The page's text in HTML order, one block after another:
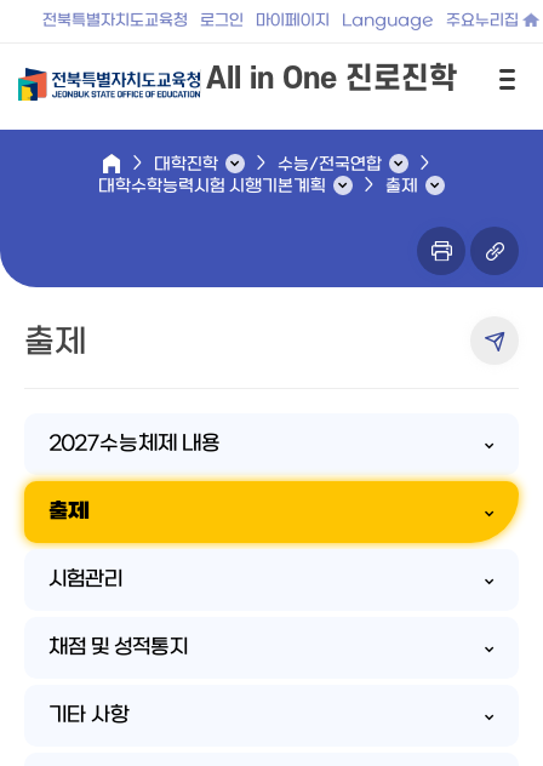
전북특별자치도교육청 로그인 마이페이지 Language 주요누리집
All in One 진로진학
대학진학
수능/전국연합
대학수학능력시험 시행기본계획
출제
출제
2027수능체제 내용
출제
시험관리
채점 및 성적통지
기타 사항